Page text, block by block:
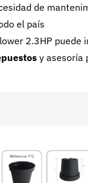
de
el país
2.3HP
y asesoría